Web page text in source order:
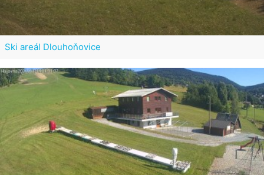
Ski areál Dlouhoňovice